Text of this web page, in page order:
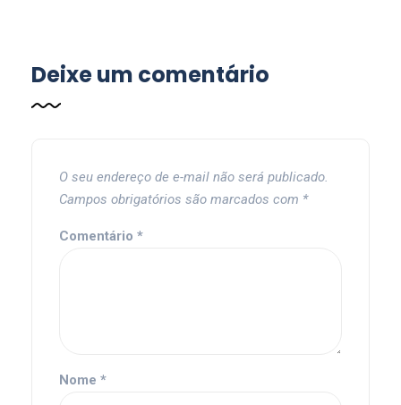
Deixe um comentário
O seu endereço de e-mail não será publicado.
Campos obrigatórios são marcados com *
Comentário *
Nome *